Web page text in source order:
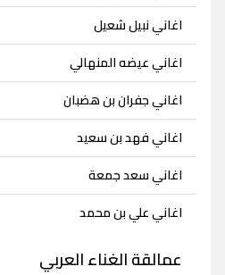
اغاني نبيل شعيل
اغاني عيضه المنهالي
اغاني جفران بن هضبان
اغاني فهد بن سعيد
اغاني سعد جمعة
اغاني علي بن محمد
عمالقة الغناء العربي